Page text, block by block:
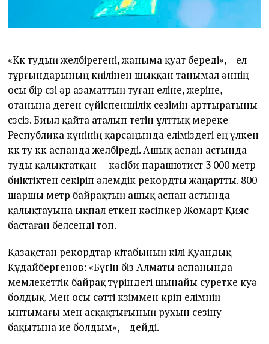
«Көк тудың желбірегені, жаныма қуат береді», – ел
тұрғындарының көңілінен шыққан танымал әннің
осы бір сөзі әр азаматтың туған еліне, жеріне,
отанына деген сүйіспеншілік сезімін арттыратыны
сөзсіз. Биыл қайта аталып өтетін ұлттық мереке –
Республика күнінің қарсаңында еліміздегі ең үлкен
көк ту көк аспанда желбіреді. Ашық аспан астында
туды қалықтатқан – кәсіби парашютист 3 000 метр
биіктіктен секіріп әлемдік рекордты жаңартты. 800
шаршы метр байрақтың ашық аспан астында
қалықтауына ықпал еткен кәсіпкер Жомарт Қияс
бастаған белсенді топ.
Қазақстан рекордтар кітабының өкілі Қуандық
Құдайбергенов: «Бүгін біз Алматы аспанында
мемлекеттік байрақ түріндегі шынайы суретке куә
болдық. Мен осы сәтті көзіммен көріп елімнің
ынтымағы мен асқақтығының рухын сезіну
бақытына ие болдым», – дейді.